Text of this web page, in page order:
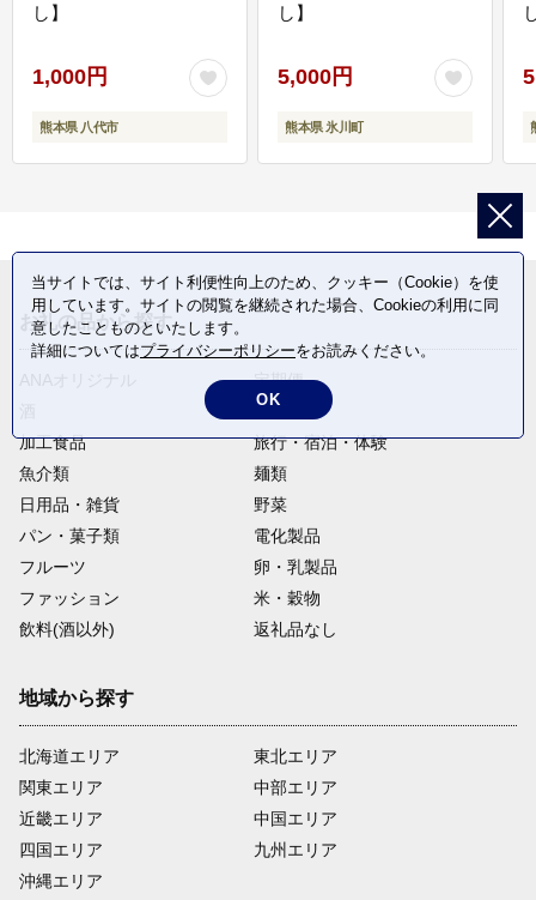
し】
1,000円
熊本県 八代市
し】
5,000円
熊本県 氷川町
お礼の品から探す
定期便
肉類
加工食品
旅行・宿泊・体験
魚介類
麺類
日用品・雑貨
野菜
パン・菓子類
電化製品
フルーツ
卵・乳製品
ファッション
米・穀物
飲料(酒以外)
返礼品なし
地域から探す
北海道エリア
関東エリア
近畿エリア
四国エリア
沖縄エリア
東北エリア
中部エリア
中国エリア
九州エリア
当サイトでは、サイト利便性向上のため、クッキー（Cookie）を使
用しています。サイトの閲覧を継続された場合、Cookieの利用に同
意したことものといたします。
詳細についてはプライバシーポリシーをお読みください。
OK